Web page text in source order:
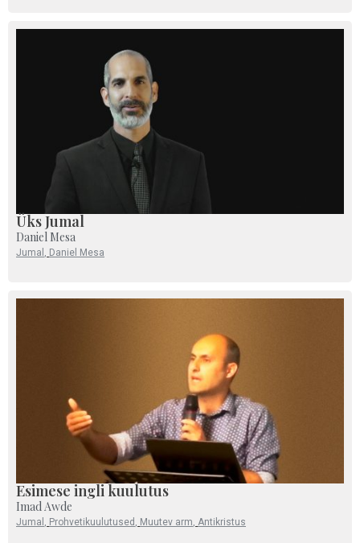
Üks Jumal
Daniel Mesa
Jumal , Daniel Mesa
Esimese ingli kuulutus
Imad Awde
Jumal , Prohvetikuulutused , Muutev arm, Antikristus